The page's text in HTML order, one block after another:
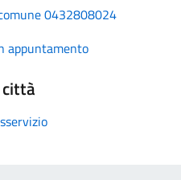
0432808024
appuntamento